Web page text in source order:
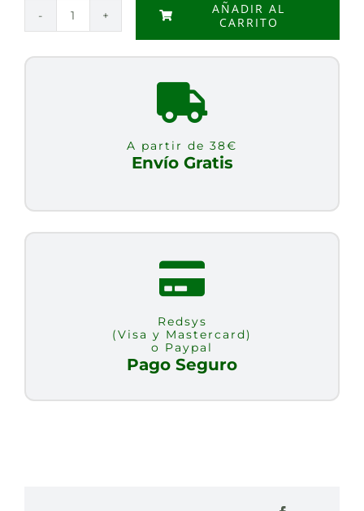
SPRAY
AÑADIR AL
CARRITO
A partir de 38€
Envío Gratis
Redsys
(Visa y Mastercard)
o Paypal
Pago Seguro